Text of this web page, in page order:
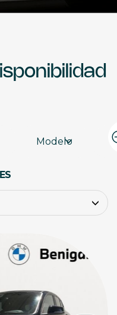
Modelo